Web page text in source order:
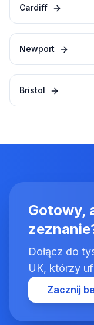
Cardiff
Newport
Bristol
Gotowy,
Dołącz do
UK, którzy
Zacznij